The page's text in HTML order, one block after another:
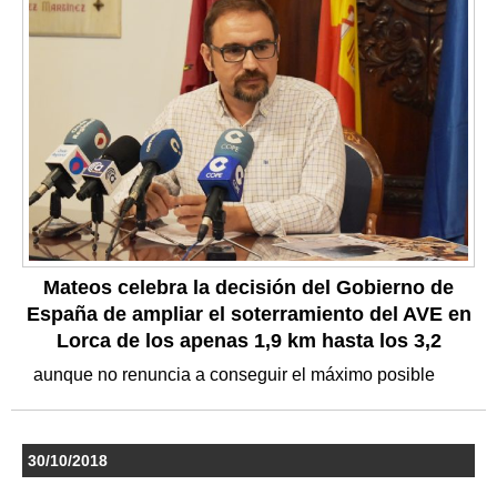
Mateos celebra la decisión del Gobierno de
España de ampliar el soterramiento del AVE en
Lorca de los apenas 1,9 km hasta los 3,2
aunque no renuncia a conseguir el máximo posible
30/10/2018